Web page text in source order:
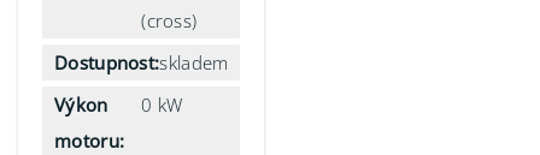
(cross)
Dostupnost:skladem
Výkon
motoru:
0 kW